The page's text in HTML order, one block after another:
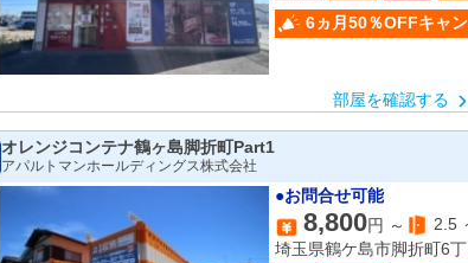
6ヵ月50％OFFキャ
部屋を確認する
オレンジコンテナ鶴ヶ島脚折町Part1
アパルトマンホールディングス株式会社
●お問合せ可能
8,800円 ～ 2.5
埼玉県鶴ケ島市脚折町6